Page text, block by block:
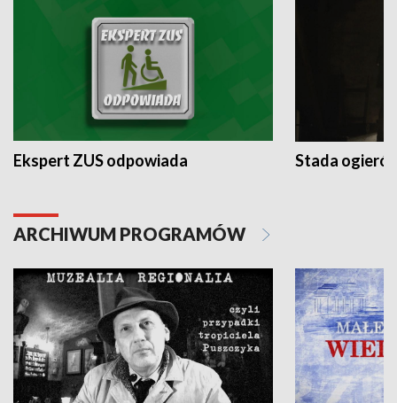
Ekspert ZUS odpowiada Stada
ARCHIWUM PROGRAMÓW